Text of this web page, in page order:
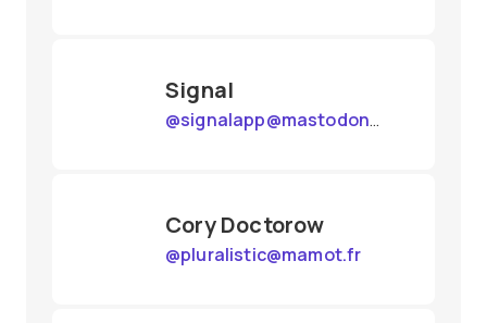
Signal
@signalapp@mastodon.world
Cory Doctorow
@pluralistic@mamot.fr